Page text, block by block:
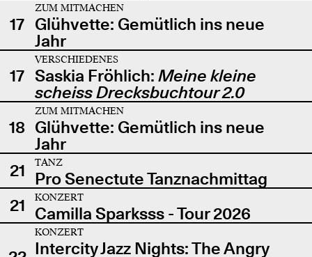
17
ZUM MITMACHEN
Glühvette: Gemütlich ins neue
Jahr
17
VERSCHIEDENES
Saskia Fröhlich: Meine kleine
scheiss Drecksbuchtour 2.0
18
ZUM MITMACHEN
Glühvette: Gemütlich ins neue
Jahr
21
TANZ
Pro Senectute Tanznachmittag
21
KONZERT
Camilla Sparksss - Tour 2026
KONZERT
Intercity Jazz Nights: The Angry